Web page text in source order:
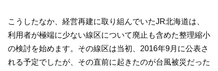
こうしたなか、経営再建に取り組んでいたJR北海道は、
利用者が極端に少ない線区について廃止も含めた整理縮小
の検討を始めます。その線区は当初、2016年9月に公表さ
れる予定でしたが、その直前に起きたのが台風被災だった